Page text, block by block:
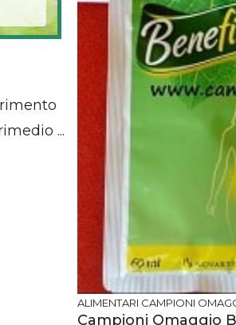
...
ALIMENTARI CAMPIONI
Campioni Omaggio